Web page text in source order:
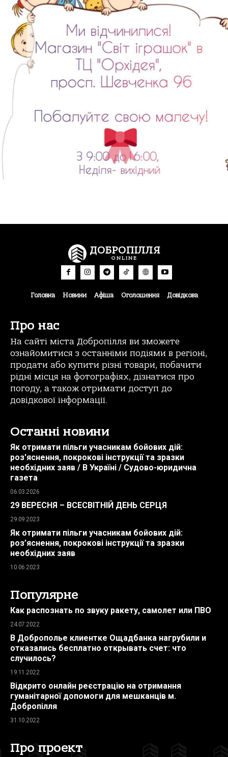
ДОБРОПІЛЛЯ
ONLINE
Головна Новини Афіша Оголошення Довідкова
Про нас
На сайті міста Добропілля ви зможете
ознайомитися з останніми подіями в регіоні,
продати або купити різні товари, побачити
рідні місця на фотографіях, дізнатися про
погоду, а також отримати доступ до
довідкової інформації.
Останні новини
Як отримати пільги учасникам бойових дій:
роз'яснення, покрокові інструкції та зразки
необхідних заяв / В Україні / Судово-юридична
газета
06.03.2026
29 ВЕРЕСНЯ – ВСЕСВІТНІЙ ДЕНЬ СЕРЦЯ
29.09.2023
Як отримати пільги учасникам бойових дій:
роз’яснення, покрокові інструкції та зразки
необхідних заяв
10.06.2023
Популярне
Как распознать по звуку ракету, самолет или ПВО
24.07.2022
В Доброполье клиентке Ощадбанка нагрубили и
отказались бесплатно открывать счет: что
случилось?
19.11.2022
Відкрито онлайн реєстрацію на отримання
гуманітарної допомоги для мешканців м.
Добропілля
31.10.2022
Про проект